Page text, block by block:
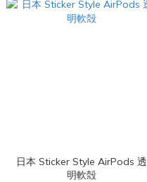
日本 Sticker Style AirPods 透
明軟殻